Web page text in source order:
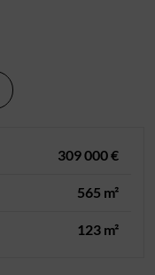
309 000 €
565 m²
123 m²